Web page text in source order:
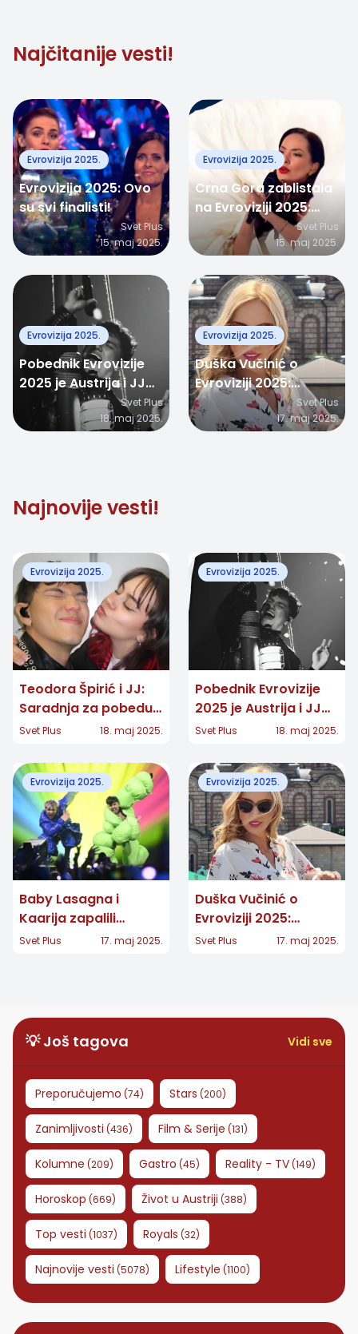
Najčitanije vesti!
Evrovizija 2025.
Evrovizija 2025: Ovo
su svi finalisti!
Svet Plus
15. maj 2025.
Evrovizija 2025.
Crna Gora zablistala
na Evroviziji 2025:
Nina Žižić očarala
publiku u Bazelu!
Svet Plus
15. maj 2025.
Evrovizija 2025.
Pobednik Evrovizije
2025 je Austrija i JJ
sa pesmom „Wasted
Love“
Svet Plus
18. maj 2025.
Evrovizija 2025.
Duška Vučinić o
Evroviziji 2025:
„Globalna histerija!“
Svet Plus
17. maj 2025.
Najnovije vesti!
Evrovizija 2025.
Teodora Špirić i JJ:
Saradnja za pobedu
na Evroviziji 2025
Svet Plus 18. maj 2025.
Evrovizija 2025.
Pobednik Evrovizije
2025 je Austrija i JJ
sa pesmom „Wasted
Svet Plus 18. maj 2025.
Evrovizija 2025.
Baby Lasagna i
Kaarija zapalili
Evroviziju 2025. u
Svet Plus 17. maj 2025.
Evrovizija 2025.
Duška Vučinić o
Evroviziji 2025:
„Globalna histerija!“
Svet Plus 17. maj 2025.
💡 Još tagova Vidi sve
Preporučujemo (74) Stars (200)
Zanimljivosti (436) Film & Serije (131)
Kolumne (209) Gastro (45) Reality - TV(149)
Horoskop (669) Život u Austriji (388)
Top vesti (1037) Royals (32)
Najnovije vesti (5078) Lifestyle (1100)